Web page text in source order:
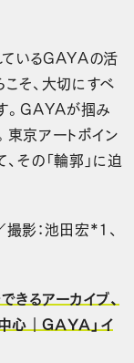
ているGAYAの活
そ、大切にすべ
。GAYAが掴み
東京アートポイン
その「輪郭」に迫
撮影：池田宏*1、
きるアーカイブ、
心｜GAYA」イ